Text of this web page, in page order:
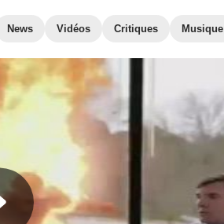
News Vidéos Critiques Musique